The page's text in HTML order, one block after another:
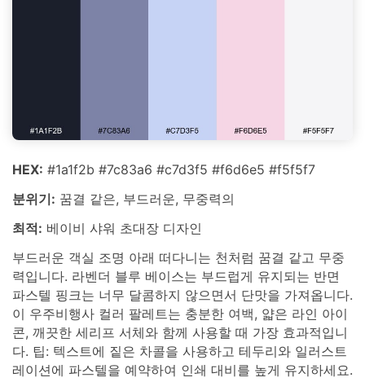
HEX: #1a1f2b #7c83a6 #c7d3f5 #f6d6e5 #f5f5f7
분위기: 꿈결 같은, 부드러운, 무중력의
최적: 베이비 샤워 초대장 디자인
부드러운 객실 조명 아래 떠다니는 천처럼 꿈결 같고 무중
력입니다. 라벤더 블루 베이스는 부드럽게 유지되는 반면
파스텔 핑크는 너무 달콤하지 않으면서 단맛을 가져옵니다.
이 우주비행사 컬러 팔레트는 충분한 여백, 얇은 라인 아이
콘, 깨끗한 세리프 서체와 함께 사용할 때 가장 효과적입니
다. 팁: 텍스트에 짙은 차콜을 사용하고 테두리와 일러스트
레이션에 파스텔을 예약하여 인쇄 대비를 높게 유지하세요.